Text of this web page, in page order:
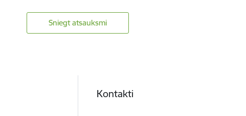
Sniegt atsauksmi
Kontakti